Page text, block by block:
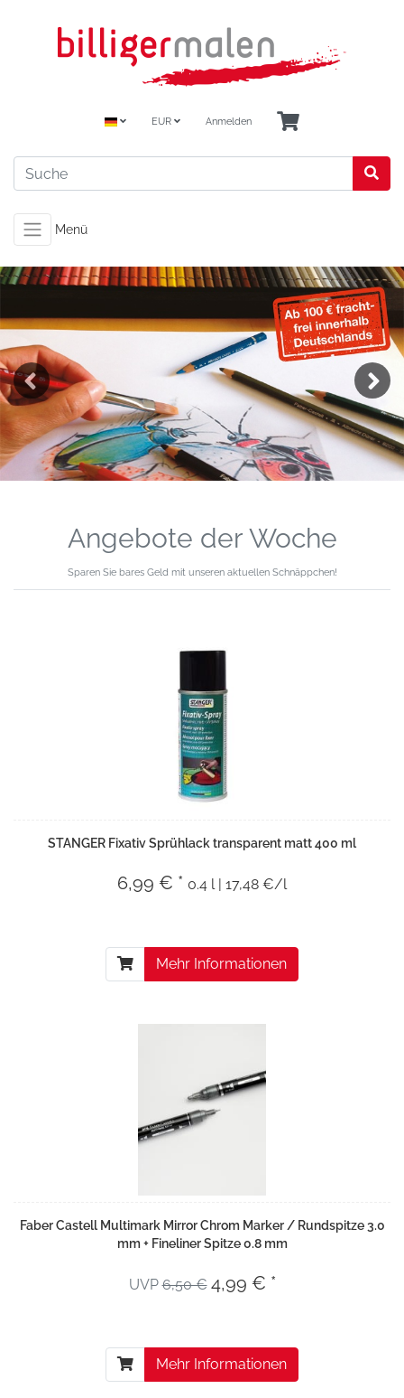
EUR Anmelden
Menü
Previous Next
Angebote der Woche
Sparen Sie bares Geld mit unseren aktuellen Schnäppchen!
STANGER Fixativ Sprühlack transparent matt 400 ml
6,99 € * 0.4 l | 17,48 €/l
Mehr Informationen
Faber Castell Multimark Mirror Chrom Marker / Rundspitze 3.0
mm + Fineliner Spitze 0.8 mm
UVP6,50 € 4,99 € *
Mehr Informationen